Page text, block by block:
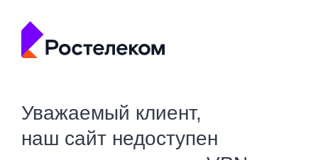
Уважаемый клиент,
наш сайт недоступен